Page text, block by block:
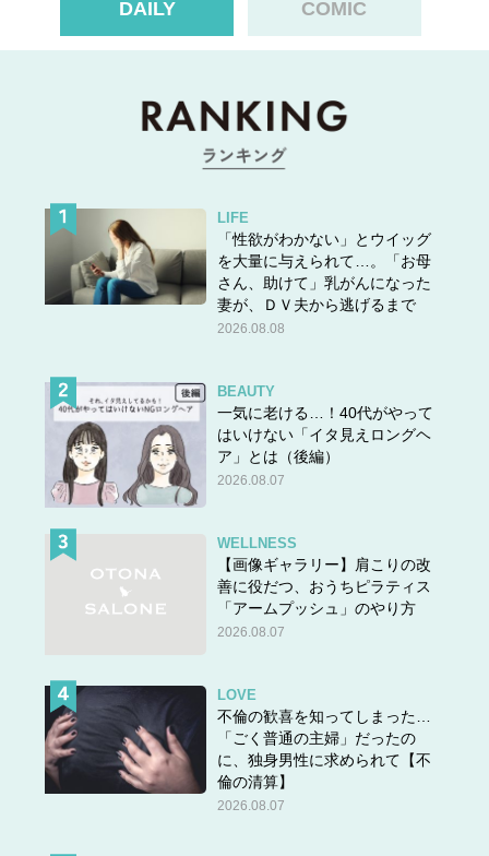
DAILY COMIC
LIFE
「性欲がわかない」とウイッグ
を大量に与えられて…。「お母
さん、助けて」乳がんになった
妻が、ＤＶ夫から逃げるまで
2026.08.08
BEAUTY
一気に老ける…！40代がやって
はいけない「イタ見えロングヘ
ア」とは（後編）
2026.08.07
WELLNESS
【画像ギャラリー】肩こりの改
善に役だつ、おうちピラティス
「アームプッシュ」のやり方
2026.08.07
LOVE
不倫の歓喜を知ってしまった…
「ごく普通の主婦」だったの
に、独身男性に求められて【不
倫の清算】
2026.08.07